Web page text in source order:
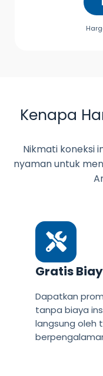
Kenapa
Nikmati koneksi
nyaman untuk
Gratis
Dapatkan
tanpa biaya
langsung oleh